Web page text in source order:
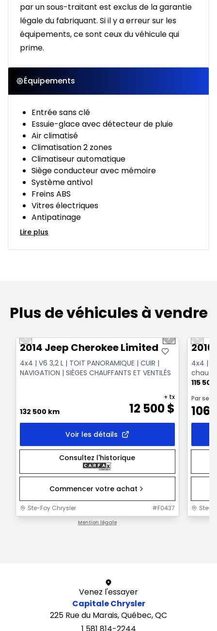
par un sous-traitant est exclus de la garantie
légale du fabriquant. Si il y a erreur sur les
équipements, ce sont ceux du véhicule qui
prime.
Équipements
Entrée sans clé
Essuie-glace avec détecteur de pluie
Air climatisé
Climatisation 2 zones
Climatiseur automatique
Siège conducteur avec mémoire
Système antivol
Freins ABS
Vitres électriques
Antipatinage
Lire plus
Plus de véhicules à vendre
Previous slide Next slide
2014 Jeep Cherokee Limited
4x4 | V6 3,2 L | TOIT PANORAMIQUE | CUIR |
NAVIGATION | SIÈGES CHAUFFANTS ET VENTILÉS
132 500 km 12 500$
+ tx
Voir les détails
Consultez l'historique
Commencer votre achat
Ste-Foy Chrysler #F0437
Mention légale
4x4 |
à
115
Par
106
Ste-
Venez l'essayer
Capitale Chrysler
225 Rue du Marais, Québec, QC
1 581 814-2244